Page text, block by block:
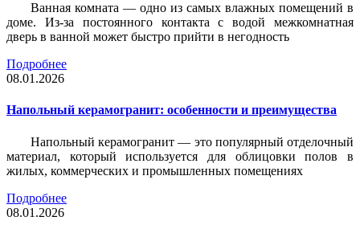
Ванная комната — одно из самых влажных помещений в
доме. Из-за постоянного контакта с водой межкомнатная
дверь в ванной может быстро прийти в негодность
Подробнее
08.01.2026
Напольный керамогранит: особенности и преимущества
Напольный керамогранит — это популярный отделочный
материал, который используется для облицовки полов в
жилых, коммерческих и промышленных помещениях
Подробнее
08.01.2026